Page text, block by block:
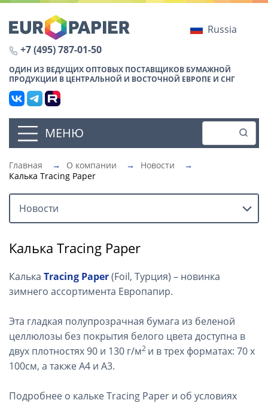
Russia
+7 (495) 787-01-50
ОДИН ИЗ ВЕДУЩИХ ОПТОВЫХ ПОСТАВЩИКОВ БУМАЖНОЙ
ПРОДУКЦИИ В ЦЕНТРАЛЬНОЙ И ВОСТОЧНОЙ ЕВРОПЕ И СНГ
МЕНЮ
Главная → О компании → Новости
→
Калька Tracing Paper
Новости
Калька Tracing Paper
Калька Tracing Paper(Foil, Турция) – новинка
зимнего ассортимента Европапир.
Эта гладкая полупрозрачная бумага из беленой
целлюлозы без покрытия белого цвета доступна в
двух плотностях 90 и 130 г/м2 и в трех форматах: 70 х
100см, а также А4 и А3.
Подробнее о кальке Tracing Paper и об условиях